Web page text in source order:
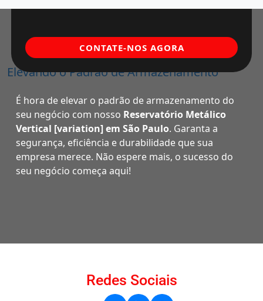
Elevando o Padrão de Armazenamento
É hora de elevar o padrão de armazenamento do
seu negócio com nosso Reservatório Metálico
Vertical [variation] em São Paulo. Garanta a
segurança, eficiência e durabilidade que sua
empresa merece. Não espere mais, o sucesso do
seu negócio começa aqui!
CONTATE-NOS AGORA
Redes Sociais